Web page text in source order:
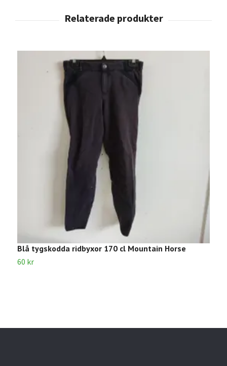
Blå tygskodda ridbyxor 170 cl Mountain Horse
60 kr